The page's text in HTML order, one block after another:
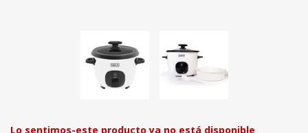
Lo sentimos-este producto ya no está disponible